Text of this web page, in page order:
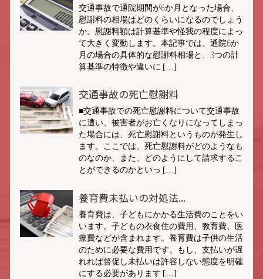
交通事故で通院期間が6か月となった場合、
慰謝料の相場はどのくらいになるのでしょう
か。慰謝料額は計算基準や怪我の程度によっ
て大きく変動します。本記事では、通院6か
月の場合の具体的な慰謝料相場と、3つの計
算基準の特徴や違いに […]
交通事故の死亡慰謝料
■交通事故での死亡慰謝料について交通事故
に遭い、被害者がお亡くなりになってしまっ
た場合には、死亡慰謝料というものが発生し
ます。ここでは、死亡慰謝料がどのようなも
のなのか、また、どのようにして請求するこ
とができるのかといっ […]
養育費未払いの対処法...
養育費は、子どもにかかる生活費のことをい
います。子どもの衣食住の費用、教育費、医
療費などが含まれます。養育費は子供の生活
のために必要な費用です。もし、支払いが遅
れれば督促し未払いは許容しない態度を明確
にする必要があります […]